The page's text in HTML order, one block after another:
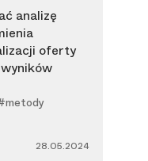
analizę
oferty
28.05.2024